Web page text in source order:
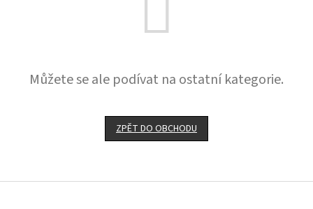
Můžete se ale podívat na ostatní kategorie.
ZPĚT DO OBCHODU